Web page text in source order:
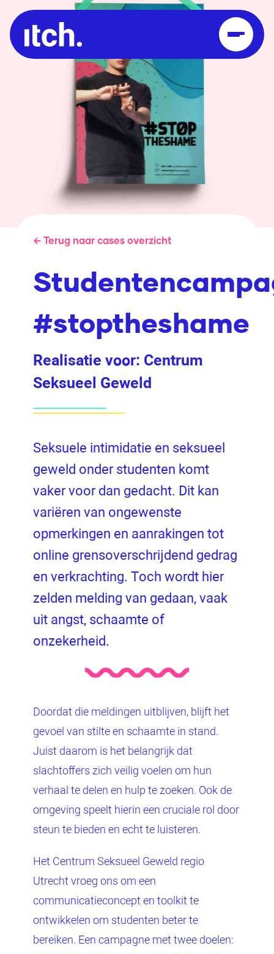
← Terug naar cases overzicht
#stoptheshame
Realisatie voor: Centrum
Seksueel Geweld
Seksuele intimidatie en seksueel
geweld onder studenten komt
vaker voor dan gedacht. Dit kan
variëren van ongewenste
opmerkingen en aanrakingen tot
online grensoverschrijdend gedrag
en verkrachting. Toch wordt hier
zelden melding van gedaan, vaak
uit angst, schaamte of
onzekerheid.
Doordat die meldingen uitblijven, blijft het
gevoel van stilte en schaamte in stand.
Juist daarom is het belangrijk dat
slachtoffers zich veilig voelen om hun
verhaal te delen en hulp te zoeken. Ook de
omgeving speelt hierin een cruciale rol door
steun te bieden en echt te luisteren.
Het Centrum Seksueel Geweld regio
Utrecht vroeg ons om een
communicatieconcept en toolkit te
ontwikkelen om studenten beter te
bereiken. Een campagne met twee doelen: